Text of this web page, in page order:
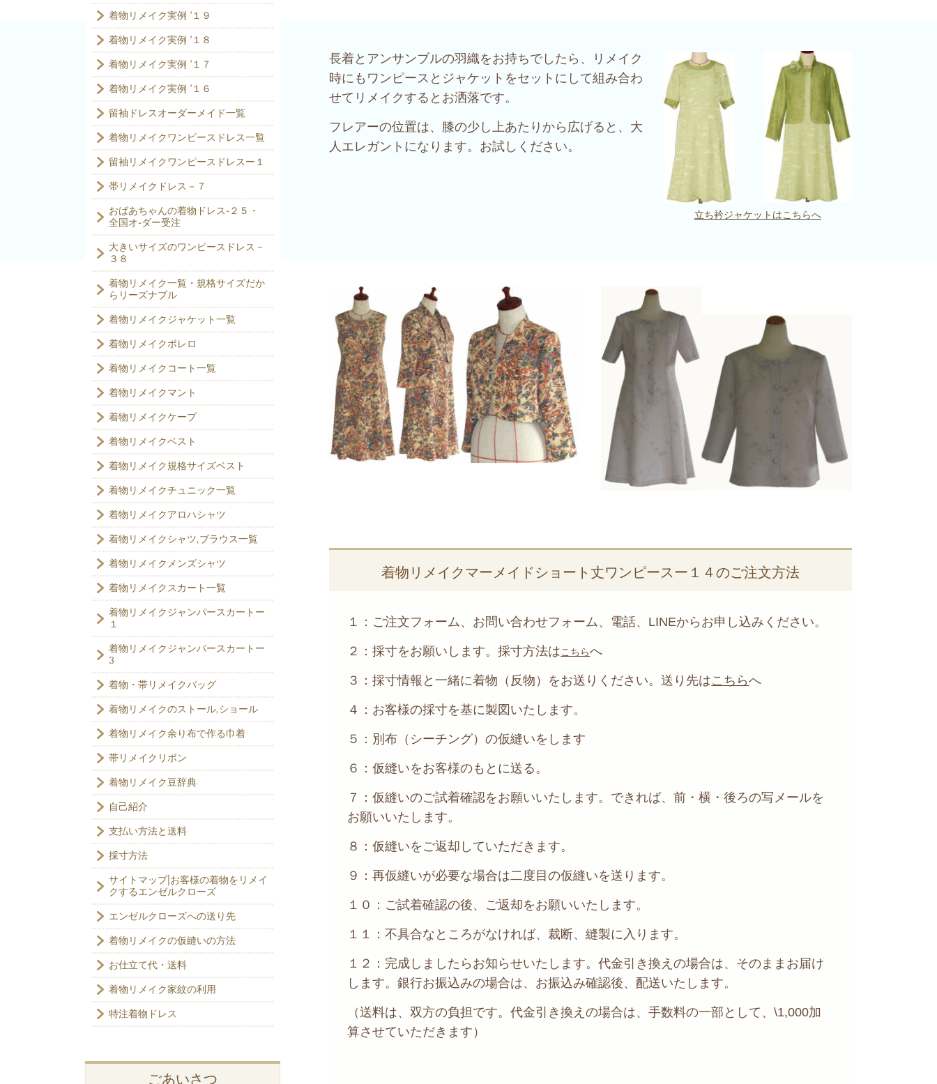
立ち衿ジャケットはこちらへ
長着とアンサンブルの羽織をお持ちでしたら、リメイク
時にもワンピースとジャケットをセットにして組み合わ
せてリメイクするとお洒落です。
フレアーの位置は、膝の少し上あたりから広げると、大
人エレガントになります。お試しください。
着物リメイクマーメイドショート丈ワンピースー１４のご注文方法
１：ご注文フォーム、お問い合わせフォーム、電話、LINEからお申し込みください。
２：採寸をお願いします。採寸方法はこちらへ
３：採寸情報と一緒に着物（反物）をお送りください。送り先はこちらへ
４：お客様の採寸を基に製図いたします。
５：別布（シーチング）の仮縫いをします
６：仮縫いをお客様のもとに送る。
７：仮縫いのご試着確認をお願いいたします。できれば、前・横・後ろの写メールを
お願いいたします。
８：仮縫いをご返却していただきます。
９：再仮縫いが必要な場合は二度目の仮縫いを送ります。
１０：ご試着確認の後、ご返却をお願いいたします。
１１：不具合なところがなければ、裁断、縫製に入ります。
１２：完成しましたらお知らせいたします。代金引き換えの場合は、そのままお届け
します。銀行お振込みの場合は、お振込み確認後、配送いたします。
（送料は、双方の負担です。代金引き換えの場合は、手数料の一部として、\1,000加
算させていただきます）
着物リメイク実例 '１９
着物リメイク実例 '１８
着物リメイク実例 '１７
着物リメイク実例 '１６
留袖ドレスオーダーメイド一覧
着物リメイクワンピースドレス一覧
留袖リメイクワンピースドレスー１
帯リメイクドレス－７
おばあちゃんの着物ドレス-２５・
全国オ-ダー受注
大きいサイズのワンピースドレス－
３８
着物リメイク一覧・規格サイズだか
らリーズナブル
着物リメイクジャケット一覧
着物リメイクボレロ
着物リメイクコート一覧
着物リメイクマント
着物リメイクケープ
着物リメイクベスト
着物リメイク規格サイズベスト
着物リメイクチュニック一覧
着物リメイクアロハシャツ
着物リメイクシャツ,ブラウス一覧
着物リメイクメンズシャツ
着物リメイクスカート一覧
着物リメイクジャンパースカートー
１
着物リメイクジャンパースカートー
3
着物・帯リメイクバッグ
着物リメイクのストール,ショール
着物リメイク余り布で作る巾着
帯リメイクリボン
着物リメイク豆辞典
自己紹介
支払い方法と送料
採寸方法
サイトマップ|お客様の着物をリメイ
クするエンゼルクローズ
エンゼルクローズへの送り先
着物リメイクの仮縫いの方法
お仕立て代・送料
着物リメイク家紋の利用
特注着物ドレス
ごあいさつ